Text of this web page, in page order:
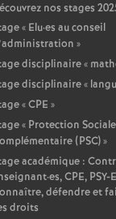
nos stages
« Elu·es au conseil
»
disciplinaire «
disciplinaire «
«CPE »
« Protection Sociale
(PSC)»
académique :
·es, CPE,
défendre et
droits